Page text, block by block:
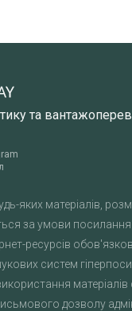
та
яких матеріалів,
за умови посилання
ресурсів
систем
матеріалів
дозволу